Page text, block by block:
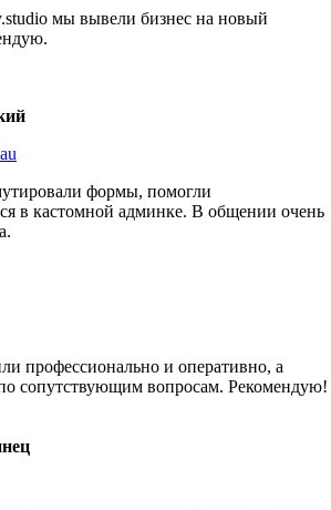
мы вывели бизнес на новый
формы, помогли
в кастомной админке. В общении очень
профессионально и оперативно, а
сопутствующим вопросам. Рекомендую!